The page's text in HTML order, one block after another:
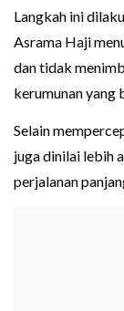
Langkah ini
Asrama Haji
dan tidak
kerumunan yang
Selain
juga dinilai lebih
perjalanan